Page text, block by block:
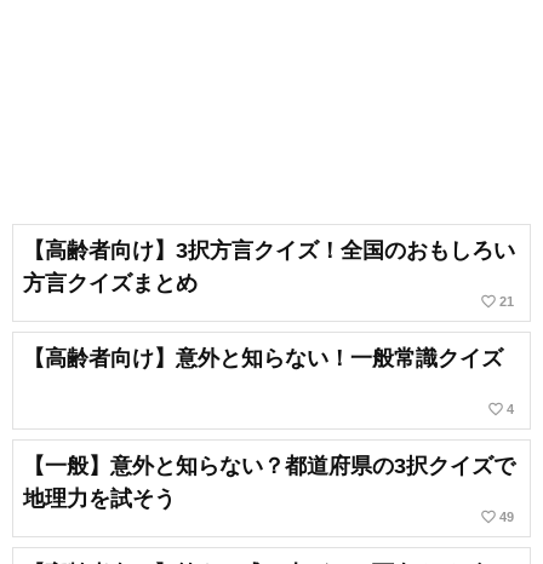
【高齢者向け】3択方言クイズ！全国のおもしろい
方言クイズまとめ
favorite_border 21
【高齢者向け】意外と知らない！一般常識クイズ
favorite_border 4
【一般】意外と知らない？都道府県の3択クイズで
地理力を試そう
favorite_border 49